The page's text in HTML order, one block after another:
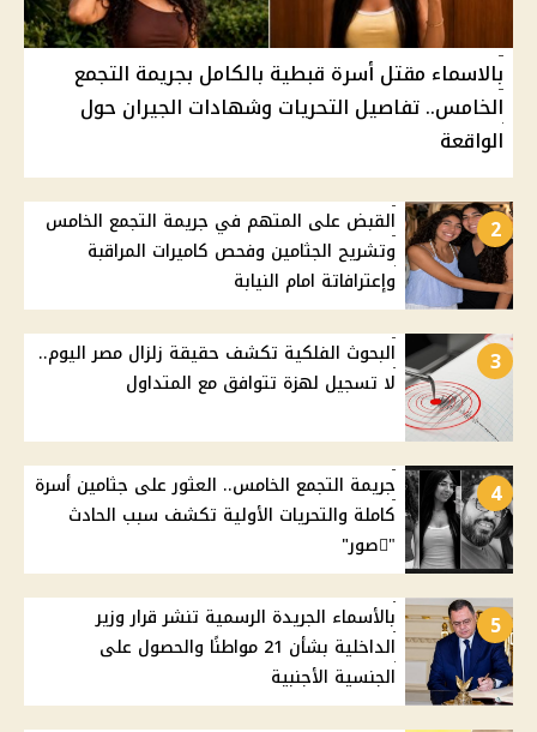
بالاسماء مقتل أسرة قبطية بالكامل بجريمة التجمع
الخامس.. تفاصيل التحريات وشهادات الجيران حول
الواقعة
2
القبض على المتهم في جريمة التجمع الخامس
وتشريح الجثامين وفحص كاميرات المراقبة
وإعترافاتة امام النيابة
3
البحوث الفلكية تكشف حقيقة زلزال مصر اليوم..
لا تسجيل لهزة تتوافق مع المتداول
4
جريمة التجمع الخامس.. العثور على جثامين أسرة
كاملة والتحريات الأولية تكشف سبب الحادث
"ًصور"
5
بالأسماء الجريدة الرسمية تنشر قرار وزير
الداخلية بشأن 21 مواطنًا والحصول على
الجنسية الأجنبية